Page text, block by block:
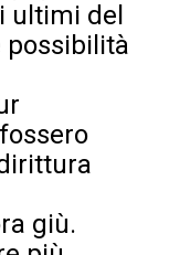
ultimi del
possibilità
giù.